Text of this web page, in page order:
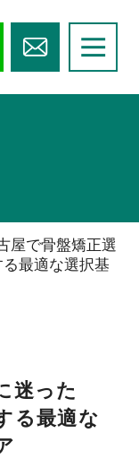
屋で骨盤矯正選
最適な選択基
迷った
る最適な